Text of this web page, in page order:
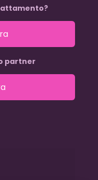
partner